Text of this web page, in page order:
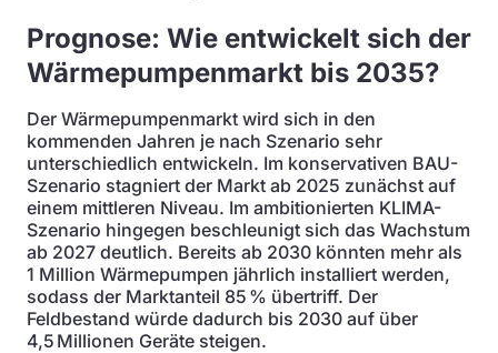
Prognose: Wie entwickelt sich der
Wärmepumpenmarkt bis 2035?
Der Wärmepumpenmarkt wird sich in den
kommenden Jahren je nach Szenario sehr
unterschiedlich entwickeln. Im konservativen BAU-
Szenario stagniert der Markt ab 2025 zunächst auf
einem mittleren Niveau. Im ambitionierten KLIMA-
Szenario hingegen beschleunigt sich das Wachstum
ab 2027 deutlich. Bereits ab 2030 könnten mehr als
1 Million Wärmepumpen jährlich installiert werden,
sodass der Marktanteil 85 % übertriff. Der
Feldbestand würde dadurch bis 2030 auf über
4,5 Millionen Geräte steigen.